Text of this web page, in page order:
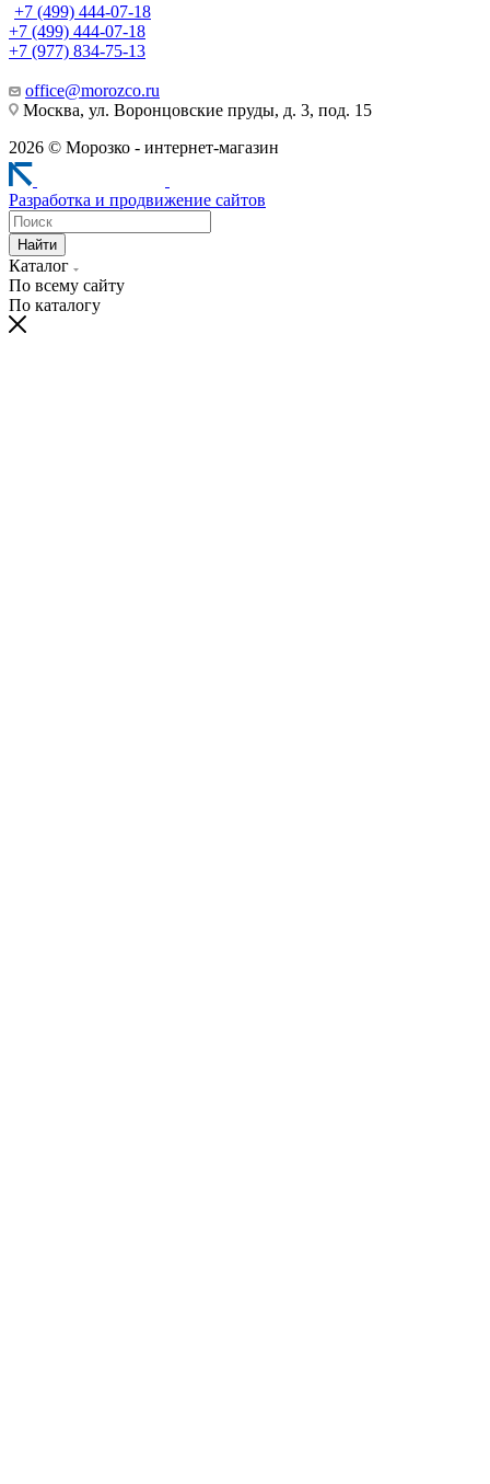
+7 (499) 444-07-18
+7 (499) 444-07-18
+7 (977) 834-75-13
office@morozco.ru
Москва, ул. Воронцовские пруды, д. 3, под. 15
2026 © Морозко - интернет-магазин
Разработка и продвижение сайтов
Найти
Каталог
По всему сайту
По каталогу